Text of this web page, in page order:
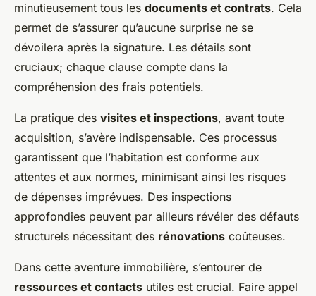
minutieusement tous les documents et contrats. Cela
permet de s’assurer qu’aucune surprise ne se
dévoilera après la signature. Les détails sont
cruciaux; chaque clause compte dans la
compréhension des frais potentiels.
La pratique des visites et inspections, avant toute
acquisition, s’avère indispensable. Ces processus
garantissent que l’habitation est conforme aux
attentes et aux normes, minimisant ainsi les risques
de dépenses imprévues. Des inspections
approfondies peuvent par ailleurs révéler des défauts
structurels nécessitant des rénovations coûteuses.
Dans cette aventure immobilière, s’entourer de
ressources et contacts utiles est crucial. Faire appel